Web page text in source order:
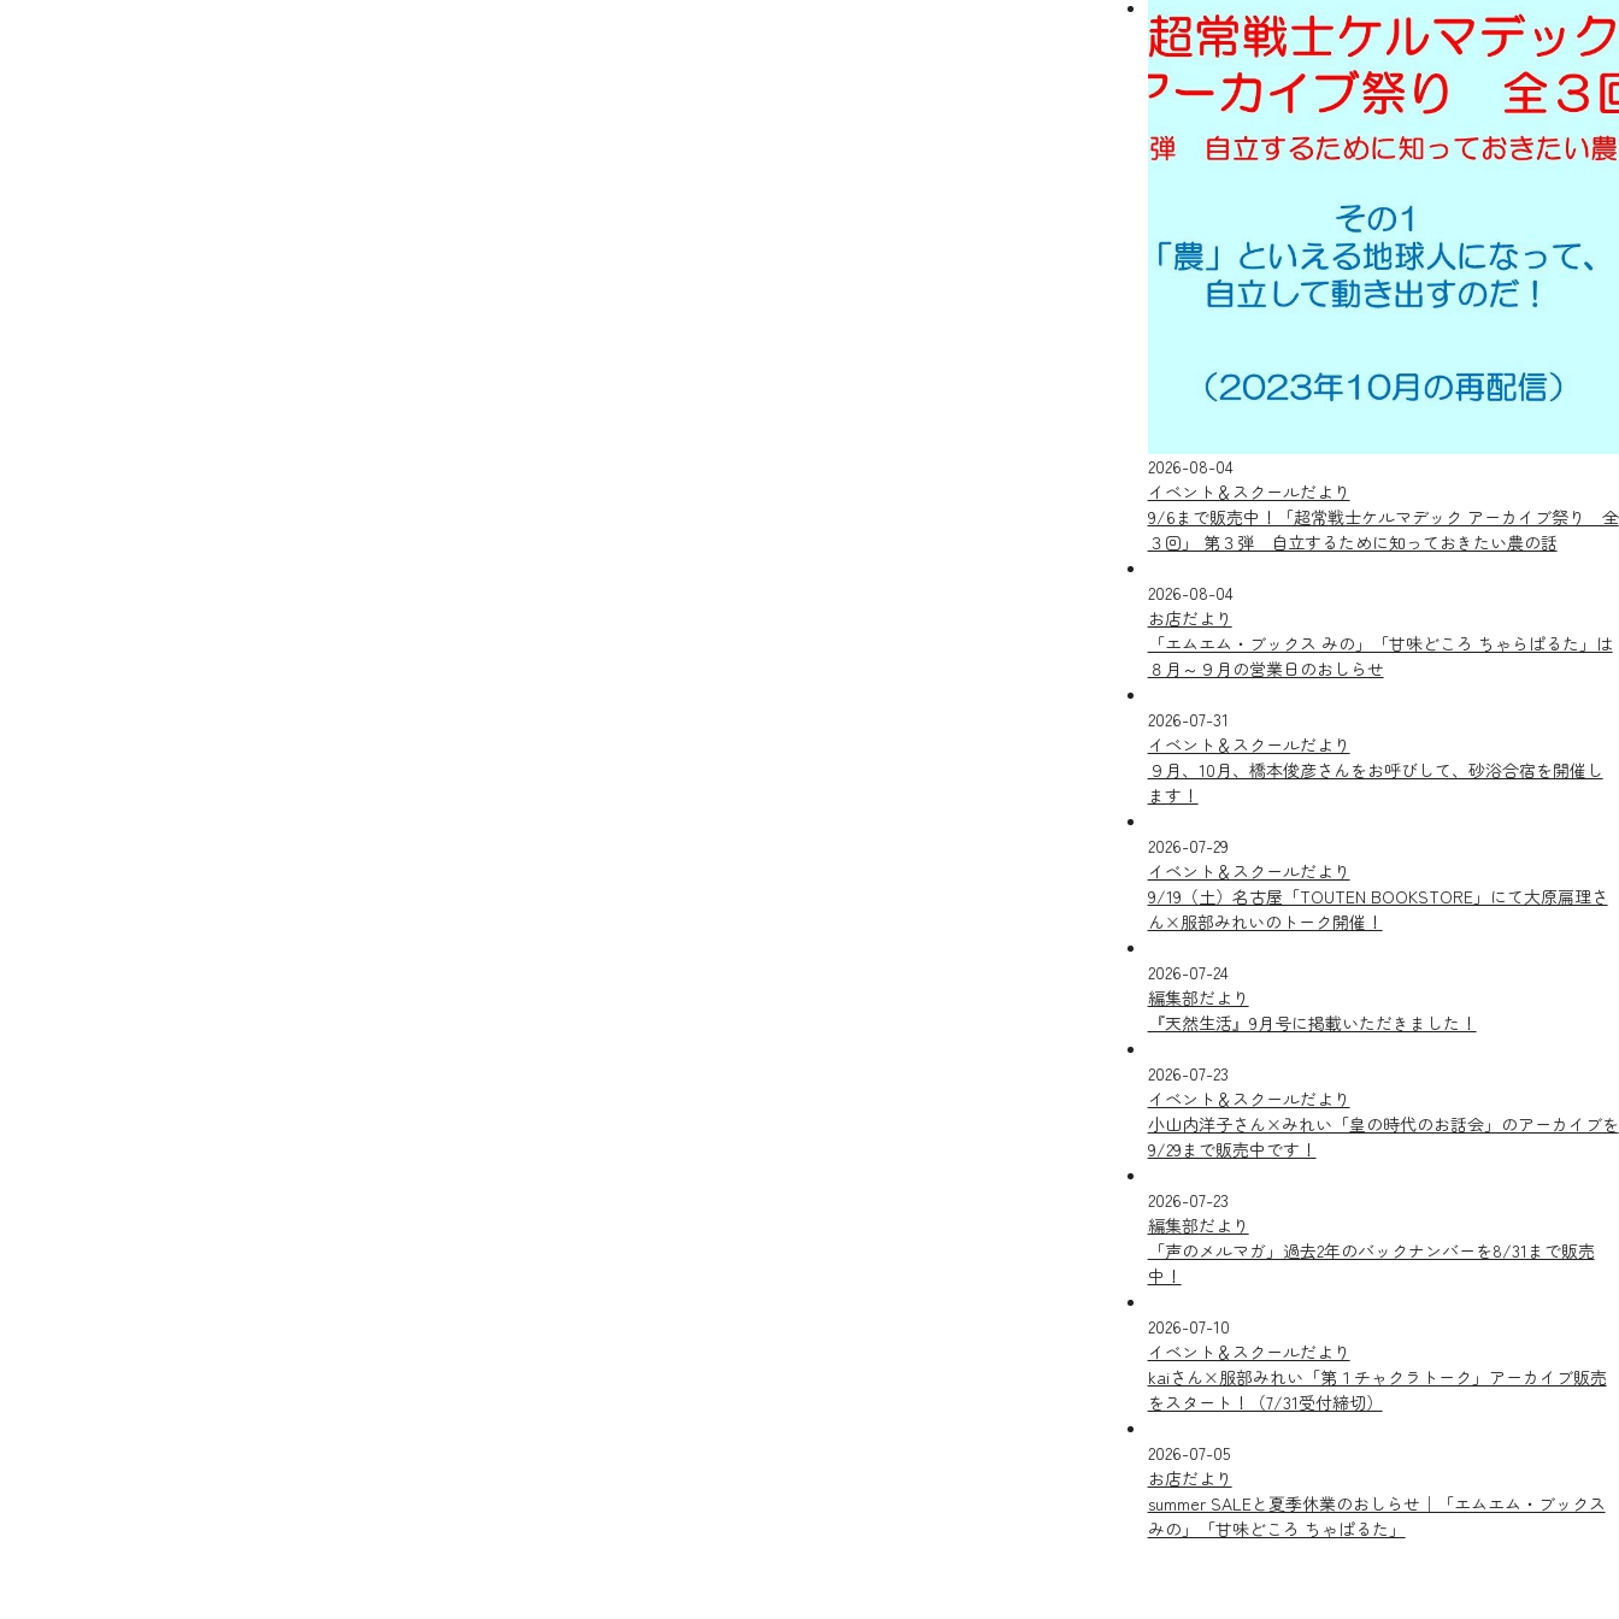
2026-08-04
イベント＆スクールだより
9/6まで販売中！「超常戦士ケルマデック アーカイブ祭り 全
３回」 第３弾 自立するために知っておきたい農の話
2026-08-04
お店だより
「エムエム・ブックス みの」「甘味どころ ちゃらぱるた」は
８月～９月の営業日のおしらせ
2026-07-31
イベント＆スクールだより
９月、10月、橋本俊彦さんをお呼びして、砂浴合宿を開催し
ます！
2026-07-29
イベント＆スクールだより
9/19（土）名古屋「TOUTEN BOOKSTORE」にて大原扁理さ
ん×服部みれいのトーク開催！
2026-07-24
編集部だより
『天然生活』9月号に掲載いただきました！
2026-07-23
イベント＆スクールだより
小山内洋子さん×みれい「皇の時代のお話会」のアーカイブを
9/29まで販売中です！
2026-07-23
編集部だより
「声のメルマガ」過去2年のバックナンバーを8/31まで販売
中！
2026-07-10
イベント＆スクールだより
kaiさん×服部みれい「第１チャクラトーク」アーカイブ販売
をスタート！（7/31受付締切）
2026-07-05
お店だより
summer SALEと夏季休業のおしらせ｜「エムエム・ブックス
みの」「甘味どころ ちゃぱるた」